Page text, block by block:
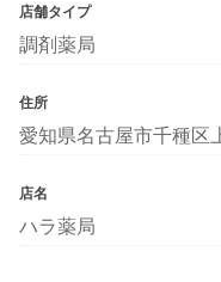
店舗タイプ
調剤薬局
住所
愛知県名古屋市千種区
店名
ハラ薬局